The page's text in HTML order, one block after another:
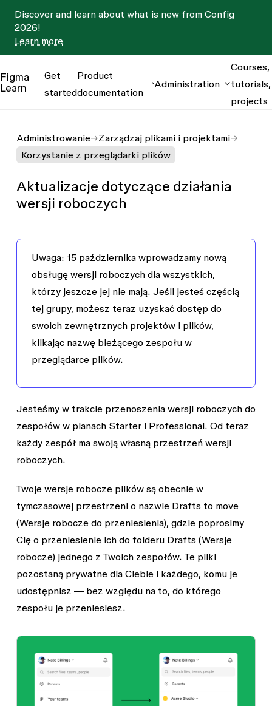
Discover and learn about what is new from Config
2026!
Learn more
Figma
Learn
Get
started
Product
documentation
Administration
Courses,
tutorials,
projects
Administrowanie
Zarządzaj plikami i projektami
Korzystanie z przeglądarki plików
Aktualizacje dotyczące działania
wersji roboczych
Uwaga: 15 października wprowadzamy nową
obsługę wersji roboczych dla wszystkich,
którzy jeszcze jej nie mają. Jeśli jesteś częścią
tej grupy, możesz teraz uzyskać dostęp do
swoich zewnętrznych projektów i plików,
klikając nazwę bieżącego zespołu w
przeglądarce plików.
Jesteśmy w trakcie przenoszenia wersji roboczychdo
zespołów w planach Starter i Professional. Od teraz
każdy zespół ma swoją własną przestrzeń wersji
roboczych.
Twoje wersje robocze plików są obecnie w
tymczasowej przestrzeni o nazwie Drafts to move
(Wersje robocze do przeniesienia), gdzie poprosimy
Cię o przeniesienie ich do folderu Drafts(Wersje
robocze) jednego z Twoich zespołów. Te pliki
pozostaną prywatne dla Ciebie i każdego, komu je
udostępnisz — bez względu na to, do którego
zespołu je przeniesiesz.